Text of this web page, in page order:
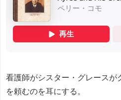
看護師がシスター・グレースが
を頼むのを耳にする。